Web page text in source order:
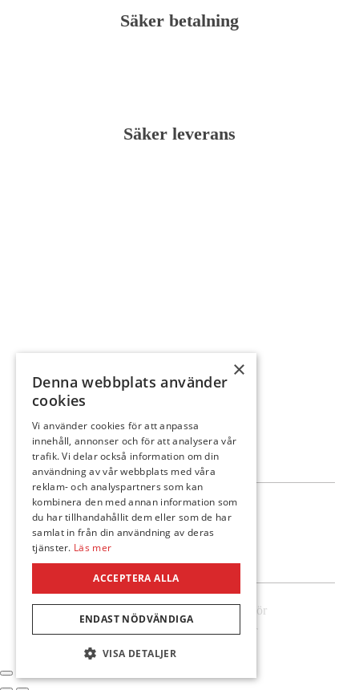
Säker betalning
Säker leverans
Följ oss
© Ann-Cathrines kläder & Interiör
Hemsidan levereras av Kust IT
×
Denna webbplats använder
cookies
Vi använder cookies för att anpassa
innehåll, annonser och för att analysera vår
trafik. Vi delar också information om din
användning av vår webbplats med våra
reklam- och analyspartners som kan
kombinera den med annan information som
du har tillhandahållit dem eller som de har
samlat in från din användning av deras
tjänster. Läs mer
ACCEPTERA ALLA
ENDAST NÖDVÄNDIGA
VISA DETALJER